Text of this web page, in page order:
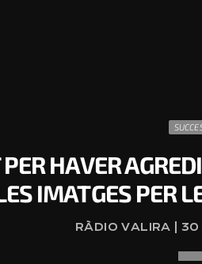
HAVER
IMATGES PER
RÀDIO VALIRA |